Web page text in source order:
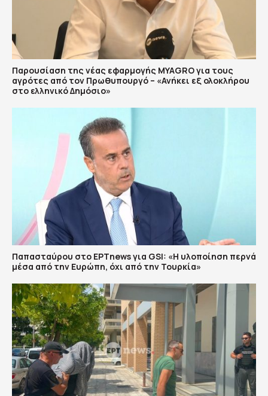
Παρουσίαση της νέας εφαρμογής MYAGRO για τους
αγρότες από τον Πρωθυπουργό – «Ανήκει εξ ολοκλήρου
στο ελληνικό Δημόσιο»
Παπασταύρου στο ΕΡΤnews για GSI: «Η υλοποίηση περνά
μέσα από την Ευρώπη, όχι από την Τουρκία»